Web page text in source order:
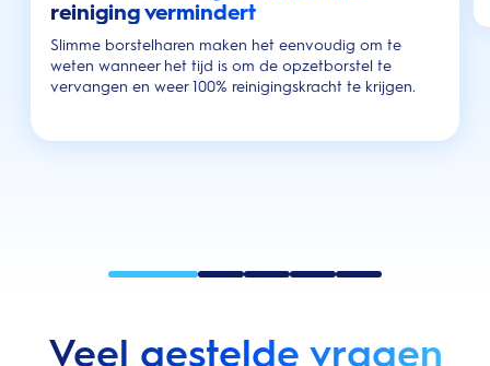
reiniging vermindert
Slimme borstelharen maken het eenvoudig om te
weten wanneer het tijd is om de opzetborstel te
vervangen en weer 100% reinigingskracht te krijgen.
Veel gestelde vragen